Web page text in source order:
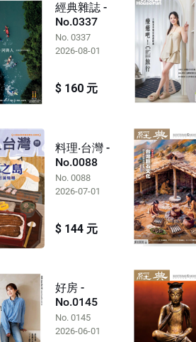
經典雜誌 -
No.0337
No. 0337
2026-08-01
$ 160 元
料理‧台灣 -
No.0088
No. 0088
2026-07-01
$ 144 元
好房 -
No.0145
No. 0145
2026-06-01